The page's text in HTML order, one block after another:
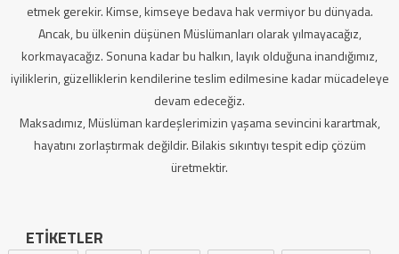
etmek gerekir. Kimse, kimseye bedava hak vermiyor bu dünyada.
Ancak, bu ülkenin düşünen Müslümanları olarak yılmayacağız,
korkmayacağız. Sonuna kadar bu halkın, layık olduğuna inandığımız,
iyiliklerin, güzelliklerin kendilerine teslim edilmesine kadar mücadeleye
devam edeceğiz.
Maksadımız, Müslüman kardeşlerimizin yaşama sevincini karartmak,
hayatını zorlaştırmak değildir. Bilakis sıkıntıyı tespit edip çözüm
üretmektir.
ETIKETLER